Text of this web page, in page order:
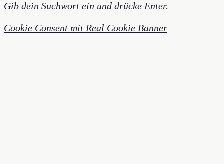
Gib dein Suchwort ein und drücke Enter.
Cookie Consent mit Real Cookie Banner